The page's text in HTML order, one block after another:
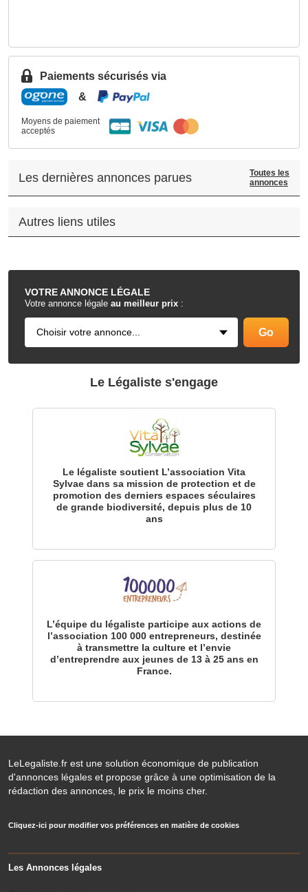
VOTREANNONCE LÉGALE
Votre annonce légale au meilleur prix :
Paiements sécurisés via
&
Moyens de paiement
acceptés
Les dernières annonces parues
Toutes les
annonces
Autres liens utiles
.
Le Légaliste s'engage
Le légaliste soutient L’association Vita
Sylvae dans sa mission de protection et de
promotion des derniers espaces séculaires
de grande biodiversité, depuis plus de 10
ans
L’équipe du légaliste participe aux actions de
l’association 100 000 entrepreneurs, destinée
à transmettre la culture et l’envie
d’entreprendre aux jeunes de 13 à 25 ans en
France.
LeLegaliste.fr est une solution économique de publication
d'annonces légales et propose grâce à une optimisation de la
rédaction des annonces, le prix le moins cher.
Cliquez-ici pour modifier vos préférences en matière de cookies
Les Annonces légales